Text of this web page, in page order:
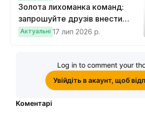
Золота лихоманка команд:
запрошуйте друзів внести
депозит на $100 і торгувати на
Актуальні 17 лип 2026 р.
Log in to comment your
Увійдіть в акаунт, щоб
Коментарі